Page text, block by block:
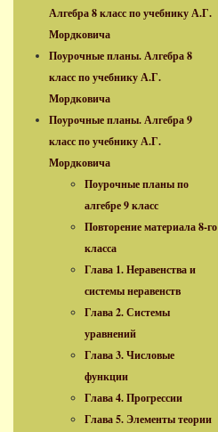
Алгебра 8 класс по учебнику А.Г.
Мордковича
Поурочные планы. Алгебра 8
класс по учебнику А.Г.
Мордковича
Поурочные планы. Алгебра 9
класс по учебнику А.Г.
Мордковича
Поурочные планы по
алгебре 9 класс
Повторение материала 8-го
класса
Глава 1. Неравенства и
системы неравенств
Глава 2. Системы
уравнений
Глава 3. Числовые
функции
Глава 4. Прогрессии
Глава 5. Элементы теории